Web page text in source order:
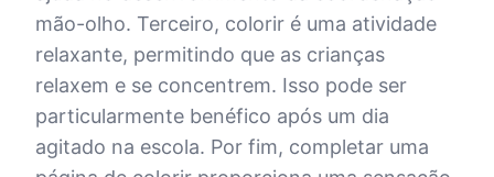
mão-olho. Terceiro, colorir é uma atividade
relaxante, permitindo que as crianças
relaxem e se concentrem. Isso pode ser
particularmente benéfico após um dia
agitado na escola. Por fim, completar uma